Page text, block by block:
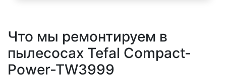
Что мы ремонтируем в
пылесосах Tefal Compact-
Power-TW3999